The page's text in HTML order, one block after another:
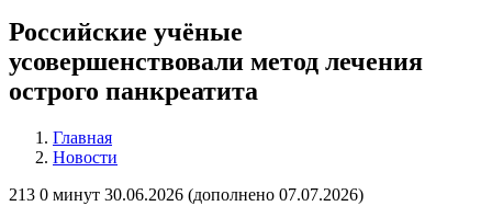
Российские учёные
усовершенствовали метод лечения
острого панкреатита
Главная
Новости
213 0 минут 30.06.2026 (дополнено 07.07.2026)